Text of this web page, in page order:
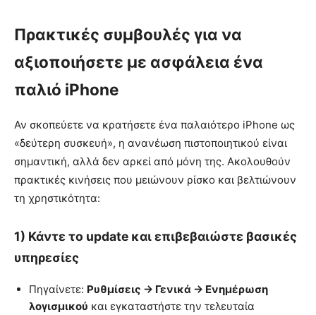
Πρακτικές συμβουλές για να
αξιοποιήσετε με ασφάλεια ένα
παλιό iPhone
Αν σκοπεύετε να κρατήσετε ένα παλαιότερο iPhone ως
«δεύτερη συσκευή», η ανανέωση πιστοποιητικού είναι
σημαντική, αλλά δεν αρκεί από μόνη της. Ακολουθούν
πρακτικές κινήσεις που μειώνουν ρίσκο και βελτιώνουν
τη χρηστικότητα:
1) Κάντε το update και επιβεβαιώστε βασικές
υπηρεσίες
Πηγαίνετε: Ρυθμίσεις → Γενικά → Ενημέρωση
λογισμικού και εγκαταστήστε την τελευταία